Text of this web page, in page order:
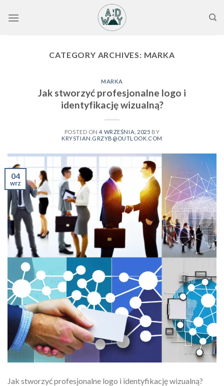
CATEGORY ARCHIVES: MARKA
MARKA
Jak stworzyć profesjonalne logo i
identyfikację wizualną?
POSTED ON4 WRZEŚNIA, 2025 BY
KRYSTIAN.GRZYB@OUTLOOK.COM
04
wrz
Jak stworzyć profesjonalne logo i identyfikację wizualną?